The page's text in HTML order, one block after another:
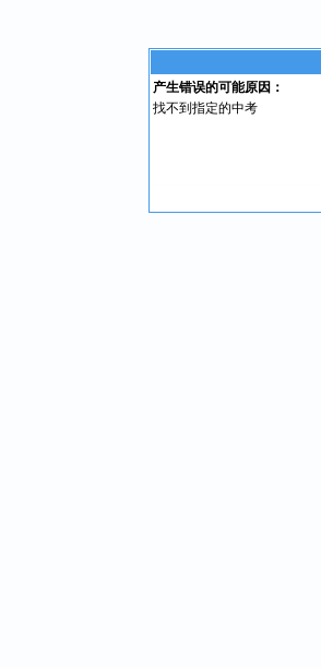
产生错误的可能原因：
找不到指定的中考